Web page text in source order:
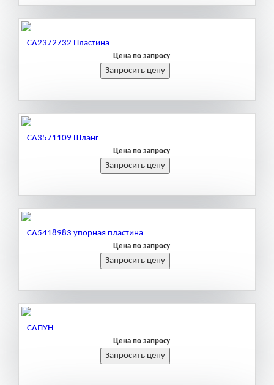
CA2372732 Пластина
Цена по запросу
CA3571109 Шланг
Цена по запросу
CA5418983 упорная пластина
Цена по запросу
САПУН
Цена по запросу